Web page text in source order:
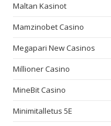
Maltan Kasinot
Mamzinobet Casino
Megapari New Casinos
Millioner Casino
MineBit Casino
Minimitalletus 5E